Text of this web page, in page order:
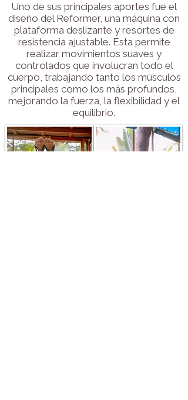
Uno de sus principales aportes fue el
diseño del Reformer, una máquina con
plataforma deslizante y resortes de
resistencia ajustable. Esta permite
realizar movimientos suaves y
controlados que involucran todo el
cuerpo, trabajando tanto los músculos
principales como los más profundos,
mejorando la fuerza, la flexibilidad y el
equilibrio.